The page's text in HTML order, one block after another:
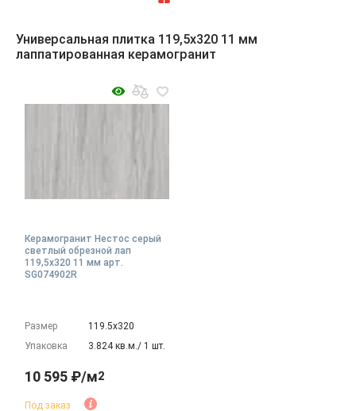
Универсальная плитка 119,5x320 11 мм
лаппатированная керамогранит
Керамогранит Нестос серый
светлый обрезной лап
119,5x320 11 мм арт.
SG074902R
Размер
119.5х320
Упаковка
3.824 кв.м./ 1 шт.
10 595 ₽/м2
Под заказ